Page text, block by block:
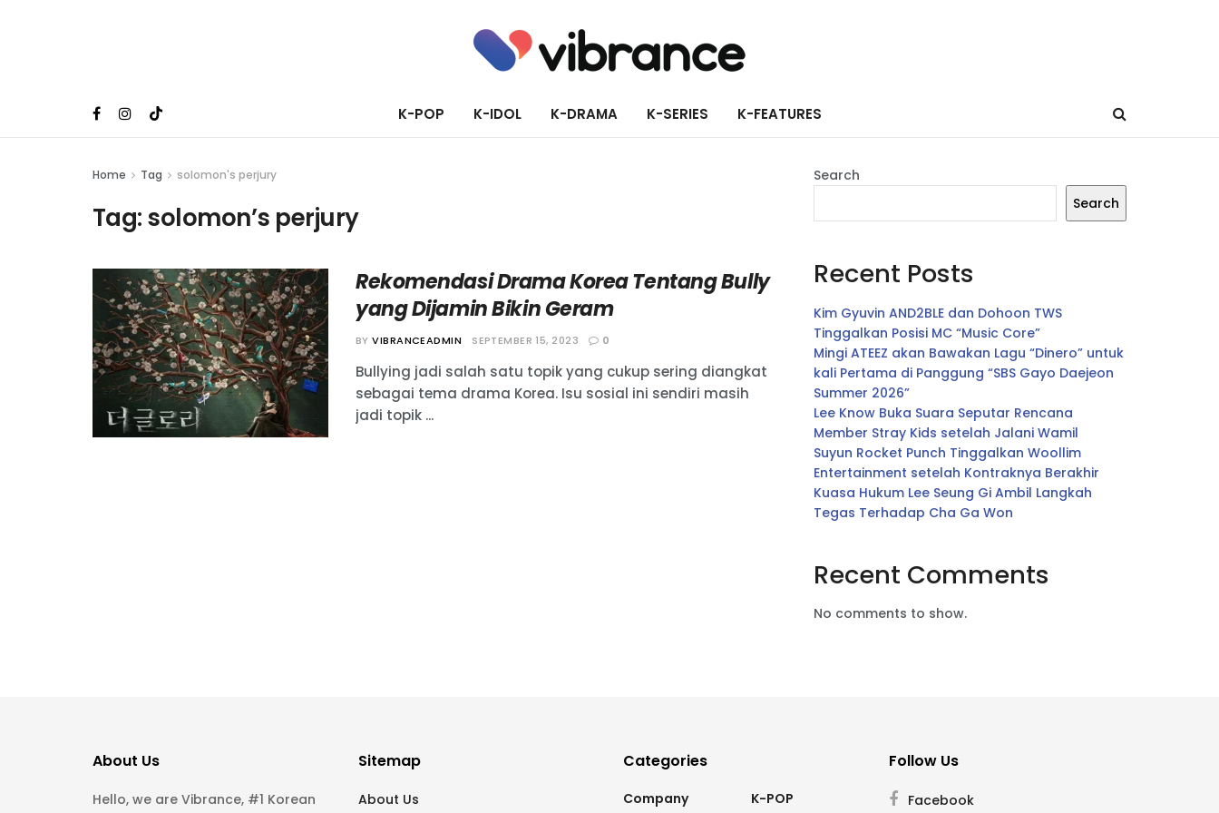
K-POP K-IDOL K-DRAMA K-SERIES K-FEATURES
Home Tag solomon's perjury
Tag:solomon’s perjury
Rekomendasi Drama Korea Tentang Bully
yang Dijamin Bikin Geram
BY VIBRANCEADMIN SEPTEMBER 15, 2023 0
Bullying jadi salah satu topik yang cukup sering diangkat
sebagai tema drama Korea. Isu sosial ini sendiri masih
jadi topik ...
Search
Search
Recent Posts
Kim Gyuvin AND2BLE dan Dohoon TWS
Tinggalkan Posisi MC “Music Core”
Mingi ATEEZ akan Bawakan Lagu “Dinero” untuk
kali Pertama di Panggung “SBS Gayo Daejeon
Summer 2026”
Lee Know Buka Suara Seputar Rencana
Member Stray Kids setelah Jalani Wamil
Suyun Rocket Punch Tinggalkan Woollim
Entertainment setelah Kontraknya Berakhir
Kuasa Hukum Lee Seung Gi Ambil Langkah
Tegas Terhadap Cha Ga Won
Recent Comments
No comments to show.
About Us
Hello, we are Vibrance, #1 Korean
Sitemap
About Us
Categories
Company K-POP
Follow Us
Facebook